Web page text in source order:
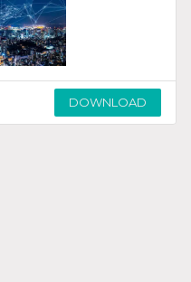
DOWNLOAD